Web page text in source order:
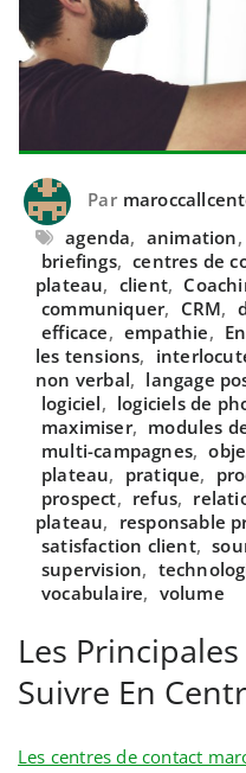
Par
agenda, animation,
briefings, centres de
plateau, client,
communiquer, CRM,
efficace, empathie,
les tensions,
non verbal, langage
logiciel, logiciels de
maximiser, modules
multi-campagnes,
plateau, pratique,
prospect, refus,
plateau, responsable
satisfaction client,
supervision,
vocabulaire, volume
Les
Suivre En
Les centres de contact